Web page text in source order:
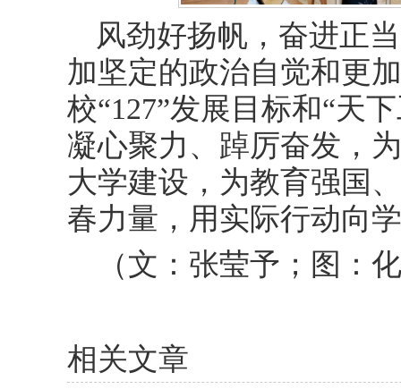
风劲好扬帆，奋进正
加坚定的政治自觉和更
校“127”发展目标和“天
凝心聚力、踔厉奋发，
大学建设，为教育强国
春力量，用实际行动向
（文：张莹予；图：
相关文章